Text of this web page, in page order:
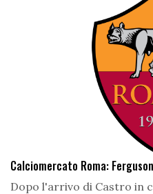
Calciomercato Roma:
Dopo l'arrivo di Castro in